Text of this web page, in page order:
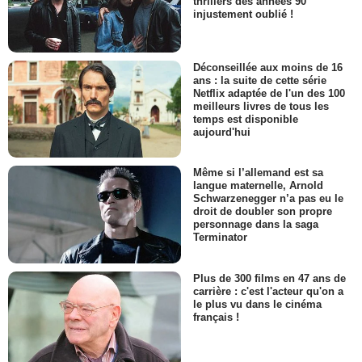
injustement oublié !
Déconseillée aux moins de 16
ans : la suite de cette série
Netflix adaptée de l'un des 100
meilleurs livres de tous les
temps est disponible
aujourd'hui
Même si l’allemand est sa
langue maternelle, Arnold
Schwarzenegger n’a pas eu le
droit de doubler son propre
personnage dans la saga
Terminator
Plus de 300 films en 47 ans de
carrière : c'est l'acteur qu'on a
le plus vu dans le cinéma
français !